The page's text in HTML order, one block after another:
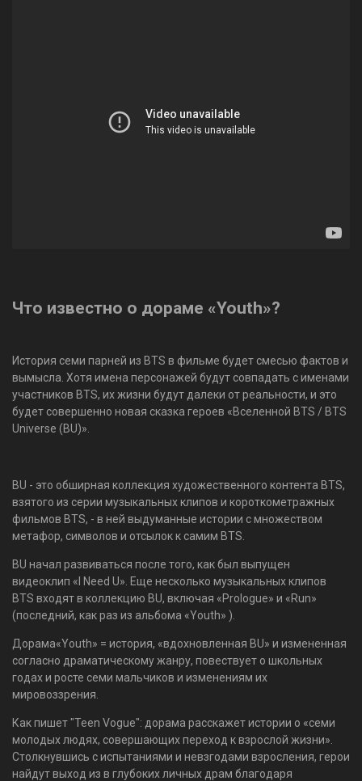
Что известно о дораме «Youth»?
История семи парней из BTS в фильме будет смесью фактов и
вымысла. Хотя имена персонажей будут совпадать с именами
участников BTS, их жизни будут далеки от реальности, и это
будет совершенно новая сказка героев «Вселенной BTS / BTS
Universe (BU)».
BU - это обширная коллекция художественного контента BTS,
взятого из серии музыкальных клипов и короткометражных
фильмов BTS, - в ней выдуманные истории с множеством
метафор, символов и отсылок к самим BTS.
BU начал развиваться после того, как был выпущен
видеоклип «I Need U». Еще несколько музыкальных клипов
BTS входят в коллекцию BU, включая «Prologue» и «Run»
(последний, как раз из альбома «Youth» ).
Дорама«Youth» = история, «вдохновленная BU» и измененная
согласно драматическому жанру, повествует о школьных
годах и росте семи мальчиков и изменениям их
мировоззрения.
Как пишет "Teen Vogue": дорама расскажет истории о «семи
молодых людях, совершающих переход к взрослой жизни».
Столкнувшись с испытаниями и невзгодами взросления, герои
найдут выход из в глубоких личных драм благодаря